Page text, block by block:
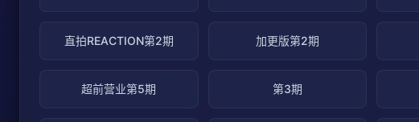
直拍REACTION第2期 加更版第2期
超前营业第5期 第3期